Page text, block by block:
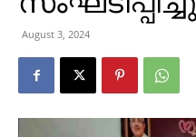
August 3, 2024